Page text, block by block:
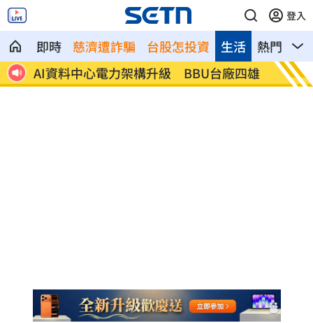
登入
即時 慈濟遭詐騙 台股怎投資 熱門 影
生活
雄
超商5度猥褻7歲童！他喊這理由被打臉
環